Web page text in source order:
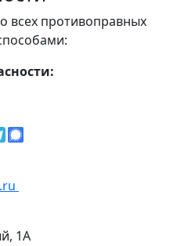
противоправных
1А